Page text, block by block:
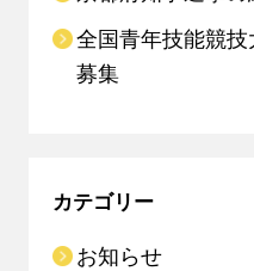
全国青年技能競
募集
カテゴリー
お知らせ